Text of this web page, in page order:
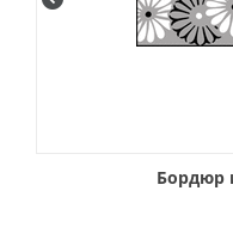
Бордюр